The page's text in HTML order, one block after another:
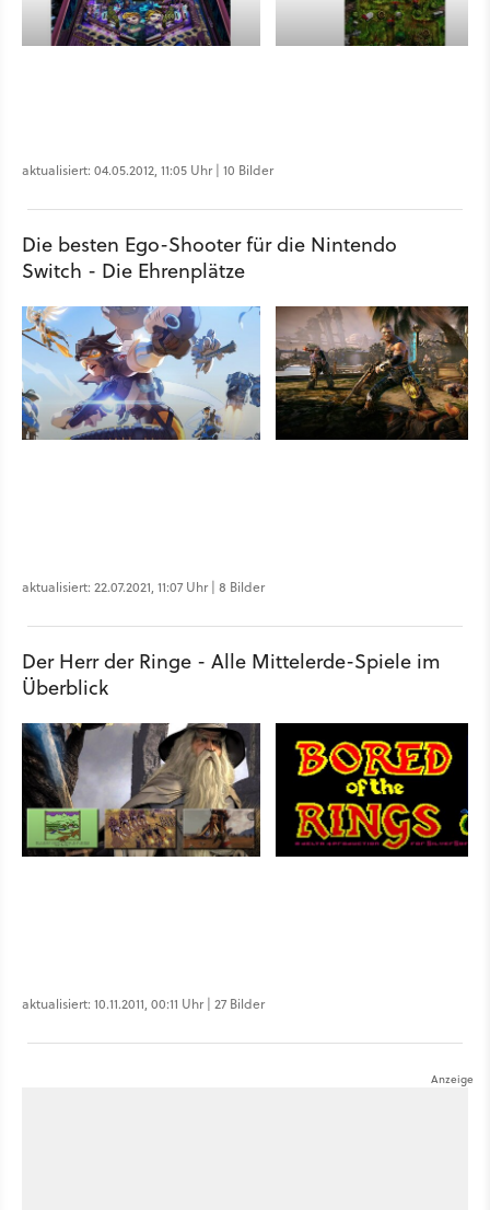
aktualisiert: 04.05.2012, 11:05 Uhr | 10 Bilder
Die besten Ego-Shooter für die Nintendo
Switch - Die Ehrenplätze
aktualisiert: 22.07.2021, 11:07 Uhr | 8 Bilder
Der Herr der Ringe - Alle Mittelerde-Spiele im
Überblick
aktualisiert: 10.11.2011, 00:11 Uhr | 27 Bilder